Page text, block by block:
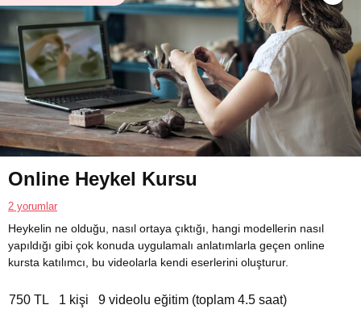
Online Heykel Kursu
2 yorumlar
Heykelin ne olduğu, nasıl ortaya çıktığı, hangi modellerin nasıl
yapıldığı gibi çok konuda uygulamalı anlatımlarla geçen online
kursta katılımcı, bu videolarla kendi eserlerini oluşturur.
750 TL 1 kişi 9 videolu eğitim (toplam 4.5 saat)